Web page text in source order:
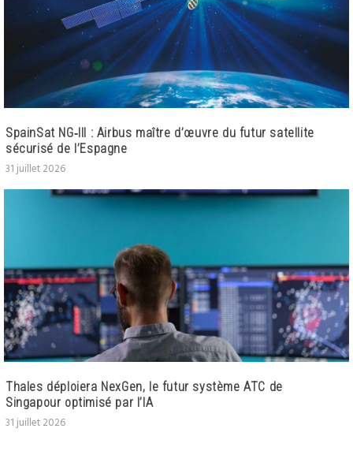
SpainSat NG‑III : Airbus maître d’œuvre du futur satellite
sécurisé de l’Espagne
31 juillet 2026
Thales déploiera NexGen, le futur système ATC de
Singapour optimisé par l’IA
31 juillet 2026